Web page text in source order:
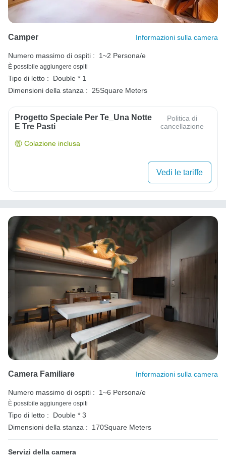
Camper Informazioni sulla camera
Numero massimo di ospiti : 1~2 Persona/e
È possibile aggiungere ospiti
Tipo di letto :
Double * 1
Dimensioni della stanza :
25Square Meters
Progetto Speciale Per Te_Una Notte
E Tre Pasti
Politica di
cancellazione
Colazione inclusa
Vedi le tariffe
Camera Familiare Informazioni sulla camera
Numero massimo di ospiti : 1~6 Persona/e
È possibile aggiungere ospiti
Tipo di letto :
Double * 3
Dimensioni della stanza :
170Square Meters
Servizi della camera